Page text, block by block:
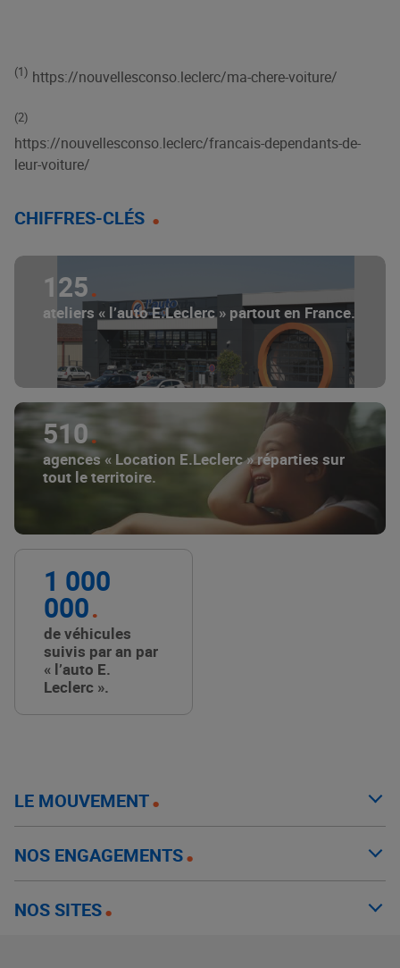
(1) https://nouvellesconso.leclerc/ma-chere-voiture/
(2)
https://nouvellesconso.leclerc/francais-dependants-de-
leur-voiture/
CHIFFRES-CLÉS
125
ateliers « l’auto E.Leclerc » partout en France.
510
agences « Location E.Leclerc » réparties sur
tout le territoire.
1 000
000
de véhicules
suivis par an par
« l’auto E.
Leclerc ».
LE MOUVEMENT
NOS ENGAGEMENTS
NOS SITES